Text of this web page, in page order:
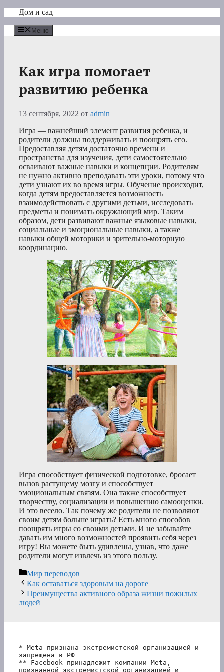
Перейти
содержимому
Дом и сад
Меню
Как игра помогает
развитию ребенка
13 сентября, 2022 от admin
Игра — важнейший элемент развития ребенка, и
родители должны поддерживать и поощрять его.
Предоставляя детям достаточно времени и
пространства для изучения, дети самостоятельно
осваивают важные навыки и концепции. Родителям
не нужно активно преподавать эти уроки, потому что
дети узнают их во время игры. Обучение происходит,
когда детям предоставляется возможность
взаимодействовать с другими детьми, исследовать
предметы и понимать окружающий мир. Таким
образом, дети развивают важные языковые навыки,
социальные и эмоциональные навыки, а также
навыки общей моторики и зрительно-моторную
координацию.
Игра способствует физической подготовке, бросает
вызов растущему мозгу и способствует
эмоциональным связям. Она также способствует
творчеству, социализации и повышению самооценки.
И это весело. Так почему же родители не позволяют
своим детям больше играть? Есть много способов
поощрять игры со своими детьми. И не забывайте
давать им много возможностей проявить себя через
игру! Вы можете быть удивлены, узнав, что даже
родители могут извлечь из этого пользу.
Рубрики
Мир переводов
Как оставаться здоровым на дороге
Преимущества активного образа жизни пожилых
людей
* Meta признана экстремистской организацией и
запрещена в РФ
** Facebook принадлежит компании Meta,
признанной экстремистской организацией и